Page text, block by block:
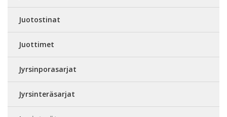
Juotostinat
Juottimet
Jyrsinporasarjat
Jyrsinteräsarjat